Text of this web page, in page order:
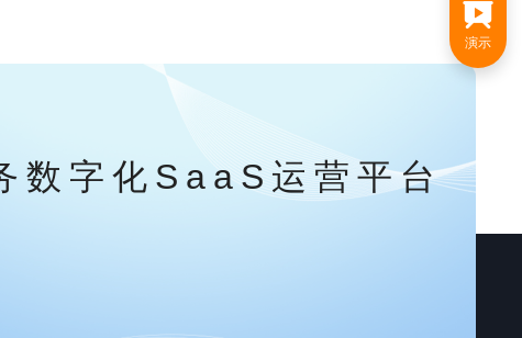
数字化SaaS运营平台
演示